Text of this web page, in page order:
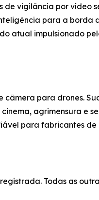
vigilância por vídeo
para a borda
atual impulsionado
para drones.
agrimensura e
para fabricantes de
Todas as